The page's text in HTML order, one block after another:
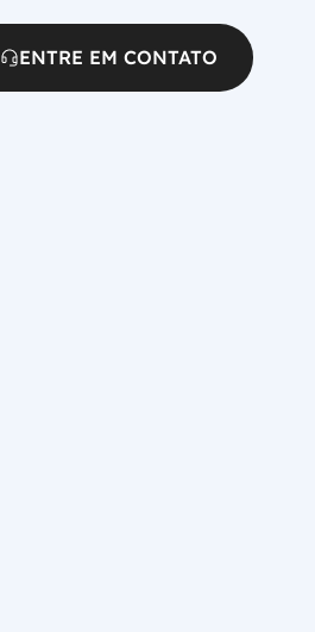
ENTRE EM CONTATO